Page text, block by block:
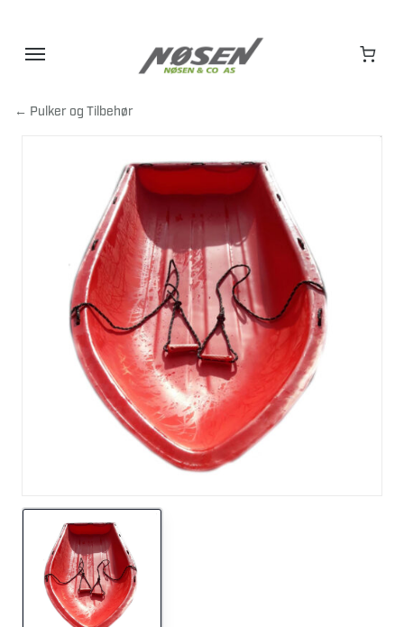
← Pulker og Tilbehør